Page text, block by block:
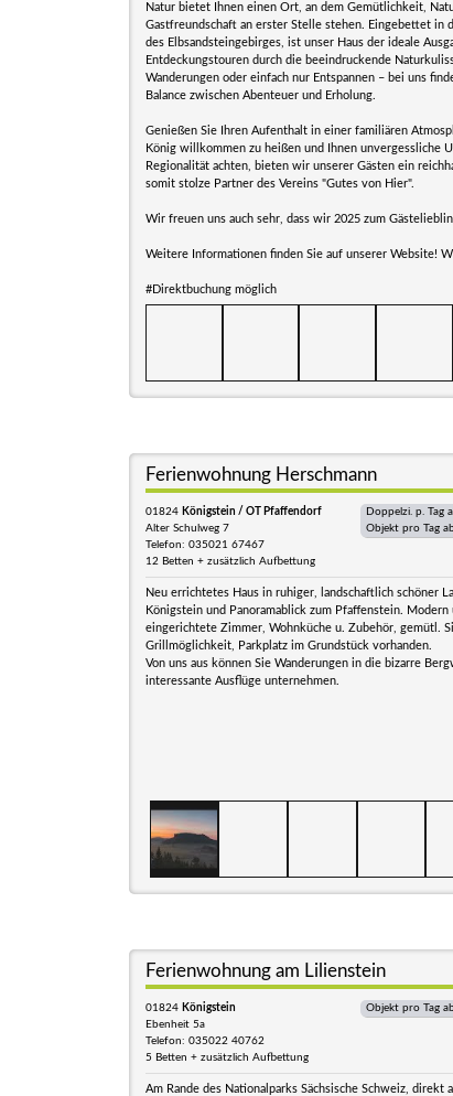
Natur bietet Ihnen einen Ort, an dem Gemütlichkeit,
Gastfreundschaft an erster Stelle stehen. Eingebettet in
des Elbsandsteingebirges, ist unser Haus der ideale
Entdeckungstouren durch die beeindruckende
Wanderungen oder einfach nur Entspannen – bei uns
Balance zwischen Abenteuer und Erholung.
Genießen Sie Ihren Aufenthalt in einer familiären
König willkommen zu heißen und Ihnen unvergessliche
Regionalität achten, bieten wir unserer Gästen ein
somit stolze Partner des Vereins "Gutes von Hier".
Wir freuen uns auch sehr, dass wir 2025 zum
Weitere Informationen finden Sie auf unserer Website!
#Direktbuchung möglich
Ferienwohnung Herschmann
01824 Königstein / OT Pfaffendorf
Alter Schulweg 7
Telefon: 035021 67467
12 Betten + zusätzlich Aufbettung
Doppelzi. p. Tag
Objekt pro Tag
Neu errichtetes Haus in ruhiger, landschaftlich schöner
Königstein und Panoramablick zum Pfaffenstein. Modern
eingerichtete Zimmer, Wohnküche u. Zubehör, gemütl.
Grillmöglichkeit, Parkplatz im Grundstück vorhanden.
Von uns aus können Sie Wanderungen in die bizarre
interessante Ausflüge unternehmen.
Ferienwohnung am Lilienstein
01824 Königstein
Ebenheit 5a
Telefon: 035022 40762
5 Betten + zusätzlich Aufbettung
Objekt pro Tag
Am Rande des Nationalparks Sächsische Schweiz, direkt